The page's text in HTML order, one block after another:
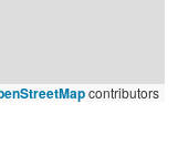
contributors